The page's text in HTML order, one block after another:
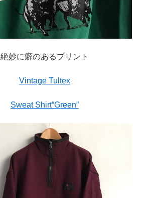
絶妙に癖のあるプリント
Vintage Tultex
Sweat Shirt“Green”